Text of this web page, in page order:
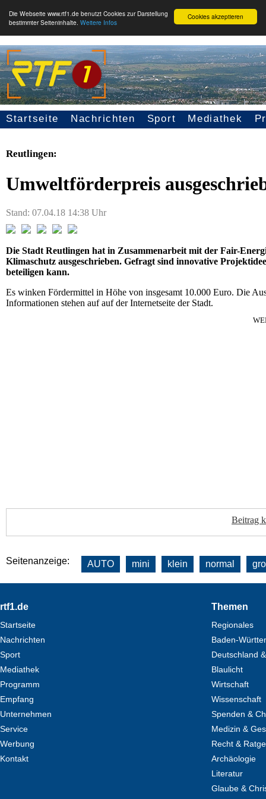
Cookies akzeptieren
Die Webseite www.rtf1.de benutzt Cookies zur Darstellung
bestimmter Seiteninhalte. Weitere Infos
Seitennavigation
Startseite Nachrichten Sport Mediathek
Reutlingen:
Umweltförderpreis
Stand: 07.04.18 14:38 Uhr
Die Stadt Reutlingen hat in Zusammenarbeit mit der Fair-
Klimaschutz ausgeschrieben. Gefragt sind innovative
beteiligen kann.
Es winken Fördermittel in Höhe von insgesamt 10.000 Euro. Die
Informationen stehen auf auf der Internetseite der Stadt.
Beitrag
Seitenanzeige: AUTO mini klein normal
Footer
rtf1.de
Startseite
Nachrichten
Sport
Mediathek
Programm
Empfang
Unternehmen
Service
Werbung
Kontakt
Themen
Regionales
Baden-
Deutschland
Blaulicht
Wirtschaft
Wissenschaft
Spenden &
Medizin &
Recht &
Archäologie
Literatur
Glaube &